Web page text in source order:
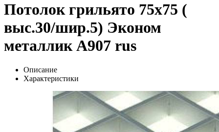
Потолок грильято 75х75 (
выс.30/шир.5) Эконом
металлик А907 rus
Описание
Характеристики